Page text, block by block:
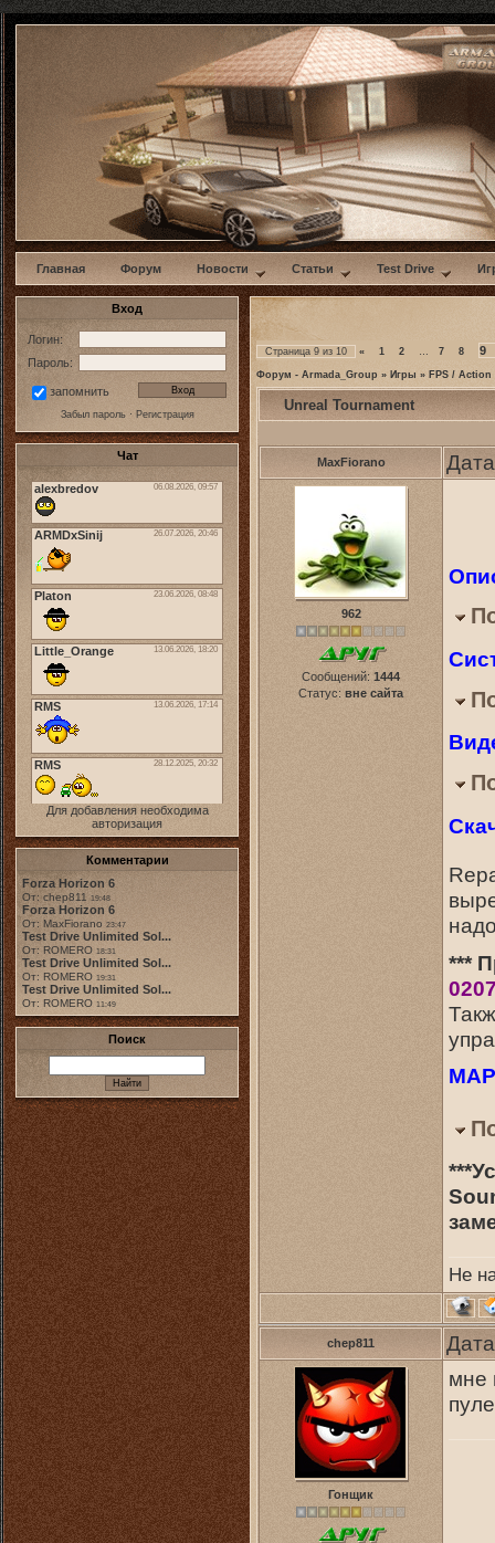
w
Главная Форум Новости Статьи Test Drive
Вход
Логин:
Пароль:
запомнить
Забыл пароль· Регистрация
Чат
Для добавления необходима
авторизация
Комментарии
Forza Horizon 6
От: chep811 19:48
Forza Horizon 6
От: MaxFiorano 23:47
Test Drive Unlimited Sol...
От: ROMERO 18:31
Test Drive Unlimited Sol...
От: ROMERO 19:31
Test Drive Unlimited Sol...
От: ROMERO 11:49
Поиск
Страница 9 из 10 « 1 2 … 7 8 9
Форум - Armada_Group » Игры » FPS / Action
Unreal Tournament
MaxFiorano
962
Сообщений: 1444
Статус: вне сайта
***
Не
chep811
Гонщик
мне